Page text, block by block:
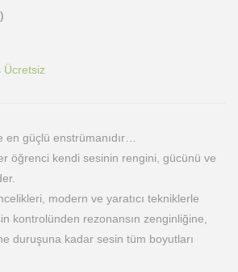
Ücretsiz
güçlü enstrümanıdır…
öğrenci kendi sesinin rengini, gücünü ve
modern ve yaratıcı tekniklerle
kontrolünden rezonansın zenginliğine,
duruşuna kadar sesin tüm boyutları